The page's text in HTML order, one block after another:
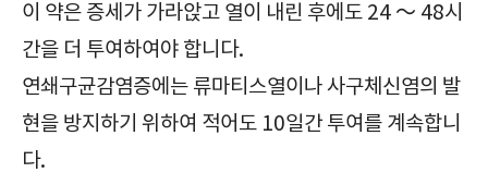
이 약은 증세가 가라앉고 열이 내린 후에도 24 ～ 48시
간을 더 투여하여야 합니다.
연쇄구균감염증에는 류마티스열이나 사구체신염의 발
현을 방지하기 위하여 적어도 10일간 투여를 계속합니
다.